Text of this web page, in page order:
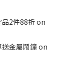
品2件88折 on
金屬鬧鐘 on